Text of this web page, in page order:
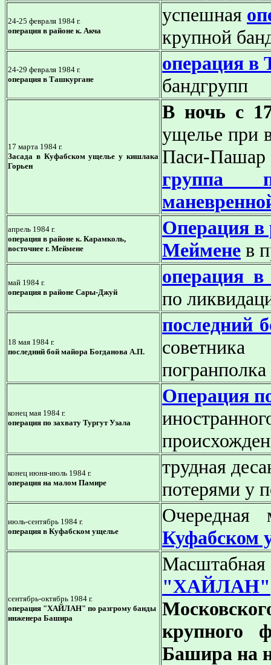
24-25 февраля 1984 г.
операция в районе к. Акча
успешная
крупной
24-29 февраля 1984 г.
операция в Ташкургане
операция в
бандгрупп
17 марта 1984 г.
Засада в Куфабском ущелье у кишлака
Горьен
В ночь с
ущелье при
Паси-
группа
апрель 1984 г.
операция в районе к. Карамколь,
восточнее г. Меймене
Операция в
Меймене в
май 1984 г.
операция в районе Сары-Джуй
операция
по
18 мая 1984 г.
последний бой майора Богданова А.П.
последний
конец мая 1984 г.
операция по захвату Тургут Узала
Операция
конец июня-июль 1984 г.
операция на малом Памире
трудная
потерями у
июль-сентябрь 1984 г.
операция в Куфабском ущелье
Очередная
Куфабском
сентябрь-октябрь 1984 г.
операция "ХАЙЛАН" по разгрому банды
инженера Башира
"ХАЙЛАН"
крупного
Башира на